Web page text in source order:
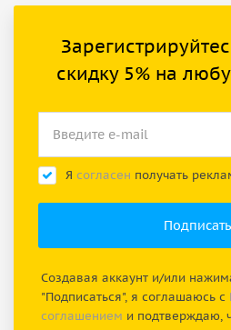
скидку 5% на
Я согласен получать
Создавая аккаунт и/или
"Подписаться", я соглашаюсь с
соглашением и подтверждаю,